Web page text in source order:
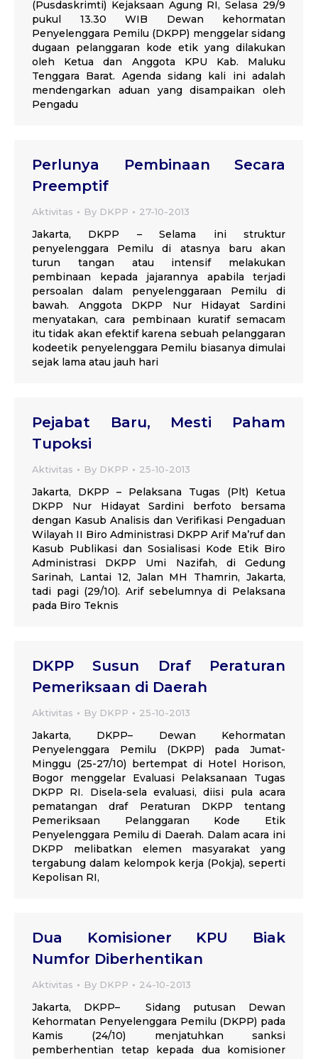
(Pusdaskrimti) Kejaksaan Agung RI, Selasa 29/9
pukul 13.30 WIB Dewan kehormatan
Penyelenggara Pemilu (DKPP) menggelar sidang
dugaan pelanggaran kode etik yang dilakukan
oleh Ketua dan Anggota KPU Kab. Maluku
Tenggara Barat. Agenda sidang kali ini adalah
mendengarkan aduan yang disampaikan oleh
Pengadu
Perlunya Pembinaan Secara
Preemptif
Aktivitas By DKPP 27-10-2013
Jakarta, DKPP – Selama ini struktur
penyelenggara Pemilu di atasnya baru akan
turun tangan atau intensif melakukan
pembinaan kepada jajarannya apabila terjadi
persoalan dalam penyelenggaraan Pemilu di
bawah. Anggota DKPP Nur Hidayat Sardini
menyatakan, cara pembinaan kuratif semacam
itu tidak akan efektif karena sebuah pelanggaran
kodeetik penyelenggara Pemilu biasanya dimulai
sejak lama atau jauh hari
Pejabat Baru, Mesti Paham
Tupoksi
Aktivitas By DKPP 25-10-2013
Jakarta, DKPP – Pelaksana Tugas (Plt) Ketua
DKPP Nur Hidayat Sardini berfoto bersama
dengan Kasub Analisis dan Verifikasi Pengaduan
Wilayah II Biro Administrasi DKPP Arif Ma’ruf dan
Kasub Publikasi dan Sosialisasi Kode Etik Biro
Administrasi DKPP Umi Nazifah, di Gedung
Sarinah, Lantai 12, Jalan MH Thamrin, Jakarta,
tadi pagi (29/10). Arif sebelumnya di Pelaksana
pada Biro Teknis
DKPP Susun Draf Peraturan
Pemeriksaan di Daerah
Aktivitas By DKPP 25-10-2013
Jakarta, DKPP– Dewan Kehormatan
Penyelenggara Pemilu (DKPP) pada Jumat-
Minggu (25-27/10) bertempat di Hotel Horison,
Bogor menggelar Evaluasi Pelaksanaan Tugas
DKPP RI. Disela-sela evaluasi, diisi pula acara
pematangan draf Peraturan DKPP tentang
Pemeriksaan Pelanggaran Kode Etik
Penyelenggara Pemilu di Daerah. Dalam acara ini
DKPP melibatkan elemen masyarakat yang
tergabung dalam kelompok kerja (Pokja), seperti
Kepolisan RI,
Dua Komisioner KPU Biak
Numfor Diberhentikan
Aktivitas By DKPP 24-10-2013
Jakarta, DKPP– Sidang putusan Dewan
Kehormatan Penyelenggara Pemilu (DKPP) pada
Kamis (24/10) menjatuhkan sanksi
pemberhentian tetap kepada dua komisioner